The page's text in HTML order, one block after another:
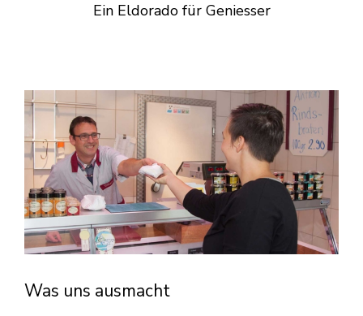
Ein Eldorado für Geniesser
Was uns ausmacht